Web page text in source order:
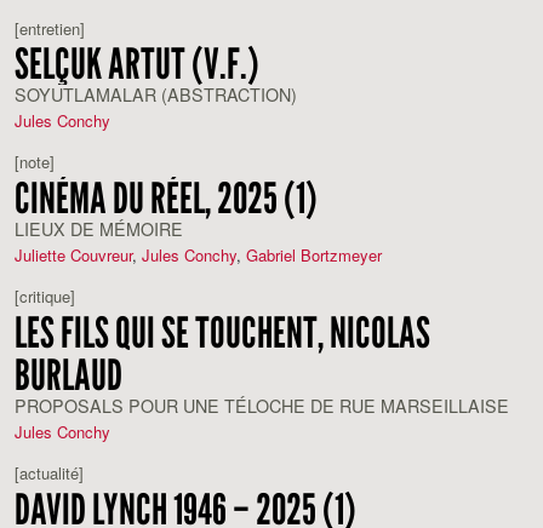
[entretien]
SELÇUK ARTUT (V.F.)
SOYUTLAMALAR (ABSTRACTION)
Jules Conchy
[note]
CINÉMA DU RÉEL, 2025 (1)
LIEUX DE MÉMOIRE
Juliette Couvreur, Jules Conchy, Gabriel Bortzmeyer
[critique]
LES FILS QUI SE TOUCHENT, NICOLAS
BURLAUD
PROPOSALS POUR UNE TÉLOCHE DE RUE MARSEILLAISE
Jules Conchy
[actualité]
DAVID LYNCH 1946 – 2025 (1)